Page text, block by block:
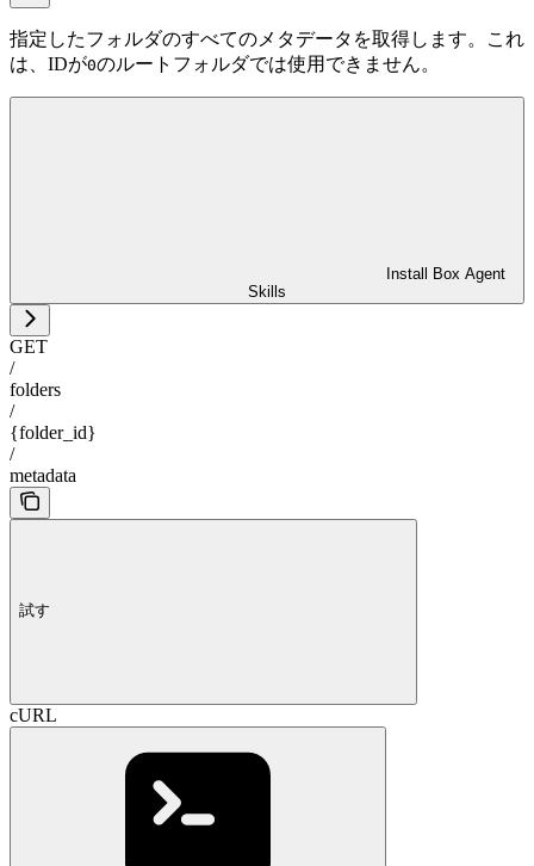
指定したフォルダのすべてのメタデータを取得します。これ
は、IDが0のルートフォルダでは使用できません。
Install Box Agent
Skills
GET
/
folders
/
{folder_id}
/
metadata
試す
cURL